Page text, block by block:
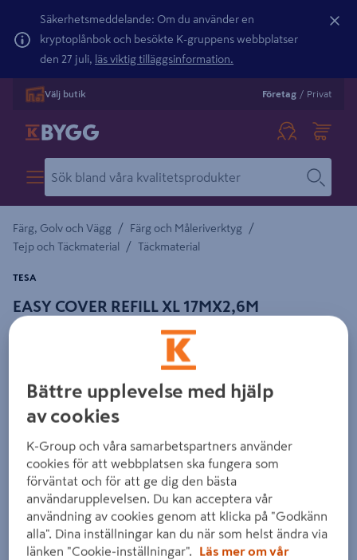
Säkerhetsmeddelande: Om du använder en
kryptoplånbok och besökte K-gruppens webbplatser
den 27 juli, läs viktig tilläggsinformation.
Välj butik Företag / Privat
Färg, Golv och Vägg / Färg och Måleriverktyg /
Tejp och Täckmaterial / Täckmaterial
EASY COVER REFILL XL 17MX2,6M
MASKERINGSFILM TESA
TESA
Detaljerad beskrivning finns i produktbeskrivningsområdet
Bättre upplevelse med hjälp
av cookies
K-Group och våra samarbetspartners använder
cookies för att webbplatsen ska fungera som
förväntat och för att ge dig den bästa
användarupplevelsen. Du kan acceptera vår
användning av cookies genom att klicka på "Godkänn
alla". Dina inställningar kan du när som helst ändra via
länken "Cookie-inställningar".
Läs mer om vår